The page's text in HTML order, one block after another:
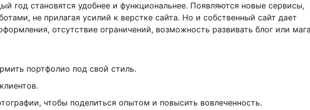
год становятся удобнее и функциональнее. Появляются новые сервисы,
не прилагая усилий к верстке сайта. Но и собственный сайт дает
отсутствие ограничений, возможность развивать блог или
портфолио под свой стиль.
чтобы поделиться опытом и повысить вовлеченность.